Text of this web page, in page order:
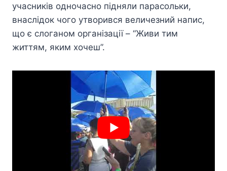
учасників одночасно підняли парасольки,
внаслідок чого утворився величезний напис,
що є слоганом організації – “Живи тим
життям, яким хочеш”.